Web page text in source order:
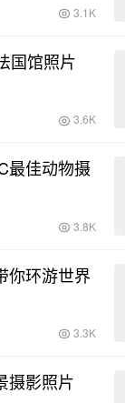
3.1K
国馆照片
3.6K
最佳动物摄
3.8K
你环游世界
3.3K
摄影照片